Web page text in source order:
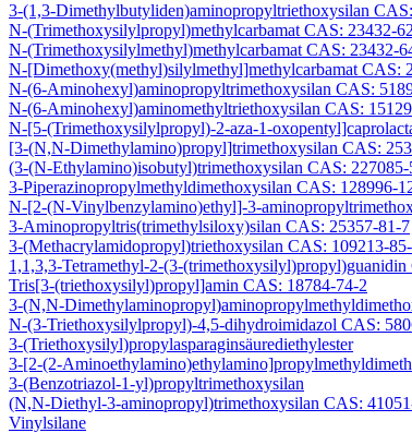
3-(1,3-Dimethylbutyliden)aminopropyltriethoxysilan
N-(Trimethoxysilylpropyl)methylcarbamat CAS: 23432-
N-(Trimethoxysilylmethyl)methylcarbamat CAS: 23432-
N-[Dimethoxy(methyl)silylmethyl]methylcarbamat CAS:
N-(6-Aminohexyl)aminopropyltrimethoxysilan CAS:
N-(6-Aminohexyl)aminomethyltriethoxysilan CAS:
N-[5-(Trimethoxysilylpropyl)-2-aza-1-
[3-(N,N-Dimethylamino)propyl]trimethoxysilan CAS:
(3-(N-Ethylamino)isobutyl)trimethoxysilan CAS: 227085-
3-Piperazinopropylmethyldimethoxysilan CAS: 128996-
N-[2-(N-Vinylbenzylamino)ethyl]-3-
3-Aminopropyltris(trimethylsiloxy)silan CAS: 25357-81-7
3-(Methacrylamidopropyl)triethoxysilan CAS: 109213-
1,1,3,3-Tetramethyl-2-(3-
Tris[3-(triethoxysilyl)propyl]amin CAS: 18784-74-2
3-(N,N-
N-(3-Triethoxysilylpropyl)-4,5-dihydroimidazol CAS:
3-(Triethoxysilyl)propylasparaginsäurediethylester
3-[2-(2-
3-(Benzotriazol-1-yl)propyltrimethoxysilan
(N,N-Diethyl-3-aminopropyl)trimethoxysilan CAS:
Vinylsilane